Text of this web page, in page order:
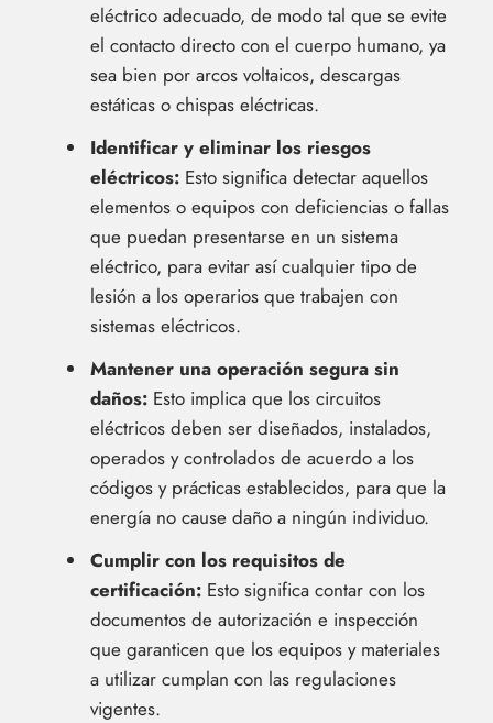
eléctrico adecuado, de modo tal que se evite
el contacto directo con el cuerpo humano, ya
sea bien por arcos voltaicos, descargas
estáticas o chispas eléctricas.
Identificar y eliminar los riesgos
eléctricos: Esto significa detectar aquellos
elementos o equipos con deficiencias o fallas
que puedan presentarse en un sistema
eléctrico, para evitar así cualquier tipo de
lesión a los operarios que trabajen con
sistemas eléctricos.
Mantener una operación segura sin
daños: Esto implica que los circuitos
eléctricos deben ser diseñados, instalados,
operados y controlados de acuerdo a los
códigos y prácticas establecidos, para que la
energía no cause daño a ningún individuo.
Cumplir con los requisitos de
certificación: Esto significa contar con los
documentos de autorización e inspección
que garanticen que los equipos y materiales
a utilizar cumplan con las regulaciones
vigentes.